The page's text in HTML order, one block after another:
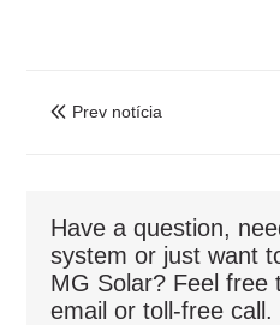
 Prev notícia
Have a question,
system or just want
MG Solar? Feel free
email or toll-free call.